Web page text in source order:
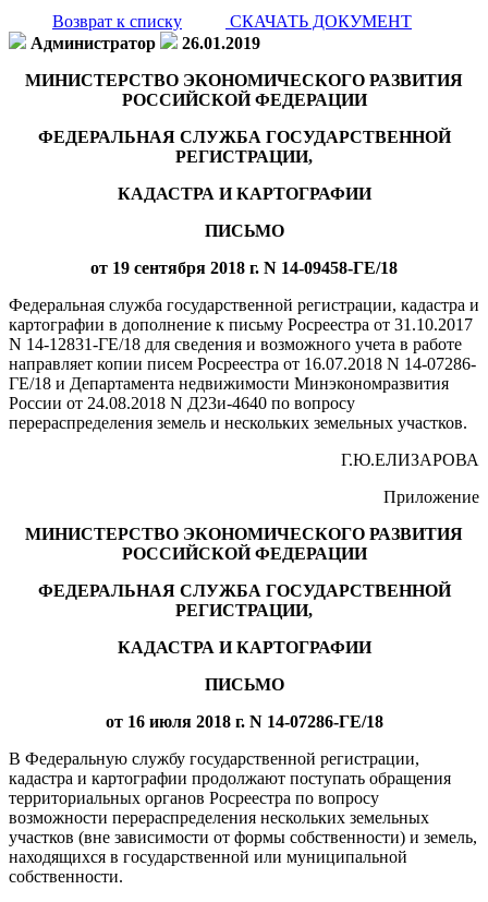
Возврат к списку
СКАЧАТЬ ДОКУМЕНТ
Администратор
26.01.2019
МИНИСТЕРСТВО ЭКОНОМИЧЕСКОГО РАЗВИТИЯ
РОССИЙСКОЙ ФЕДЕРАЦИИ
ФЕДЕРАЛЬНАЯ СЛУЖБА ГОСУДАРСТВЕННОЙ
РЕГИСТРАЦИИ,
КАДАСТРА И КАРТОГРАФИИ
ПИСЬМО
от 19 сентября 2018 г. N 14-09458-ГЕ/18
Федеральная служба государственной регистрации, кадастра и
картографии в дополнение к письму Росреестра от 31.10.2017
N 14-12831-ГЕ/18 для сведения и возможного учета в работе
направляет копии писем Росреестра от 16.07.2018 N 14-07286-
ГЕ/18 и Департамента недвижимости Минэкономразвития
России от 24.08.2018 N Д23и-4640 по вопросу
перераспределения земель и нескольких земельных участков.
Г.Ю.ЕЛИЗАРОВА
Приложение
МИНИСТЕРСТВО ЭКОНОМИЧЕСКОГО РАЗВИТИЯ
РОССИЙСКОЙ ФЕДЕРАЦИИ
ФЕДЕРАЛЬНАЯ СЛУЖБА ГОСУДАРСТВЕННОЙ
РЕГИСТРАЦИИ,
КАДАСТРА И КАРТОГРАФИИ
ПИСЬМО
от 16 июля 2018 г. N 14-07286-ГЕ/18
В Федеральную службу государственной регистрации,
кадастра и картографии продолжают поступать обращения
территориальных органов Росреестра по вопросу
возможности перераспределения нескольких земельных
участков (вне зависимости от формы собственности) и земель,
находящихся в государственной или муниципальной
собственности.